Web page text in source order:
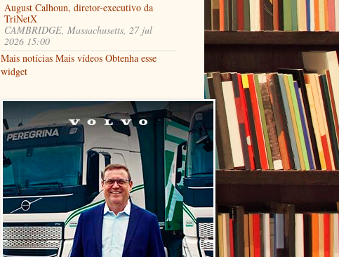
August Calhoun, diretor-executivo da
TriNetX
CAMBRIDGE, Massachusetts, 27 jul
2026 15:00
Mais notícias Mais vídeos Obtenha esse
widget